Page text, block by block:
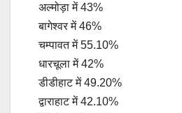
अल्मोड़ा में 43%
बागेश्वर में 46%
चम्पावत में 55.10%
धारचूला में 42%
डीडीहाट में 49.20%
द्वाराहाट में 42.10%